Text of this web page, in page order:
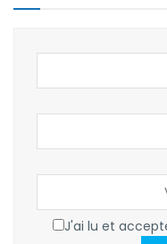
J'ai lu et